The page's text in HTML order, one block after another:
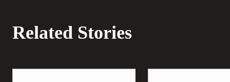
Related Stories